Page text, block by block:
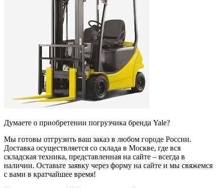
Думаете о приобретении погрузчика бренда Yale?
Мы готовы отгрузить ваш заказ в любом городе России.
Доставка осуществляется со склада в Москве, где вся
складская техника, представленная на сайте – всегда в
наличии. Оставьте заявку через форму на сайте и мы свяжемся
с вами в кратчайшее время!